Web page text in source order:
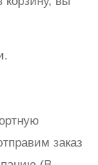
заказ